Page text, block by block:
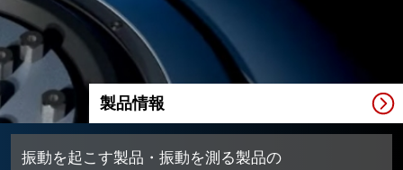
製品情報
振動を起こす製品・振動を測る製品の